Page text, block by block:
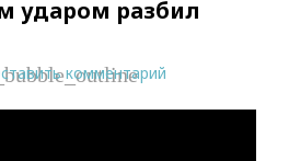
ударом разбил
комментарий